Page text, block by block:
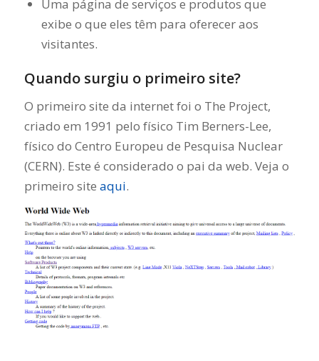
Uma página de serviços e produtos que
exibe o que eles têm para oferecer aos
visitantes.
Quando surgiu o primeiro site?
O primeiro site da internet foi o The Project,
criado em 1991 pelo físico Tim Berners-Lee,
físico do Centro Europeu de Pesquisa Nuclear
(CERN). Este é considerado o pai da web. Veja o
primeiro site aqui.